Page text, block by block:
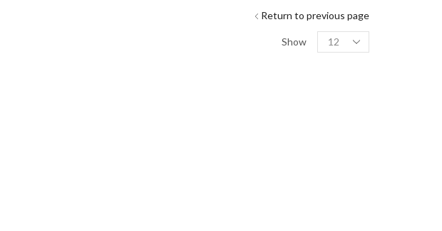
Return to previous page
Show